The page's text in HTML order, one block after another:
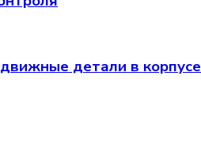
детали в корпусе